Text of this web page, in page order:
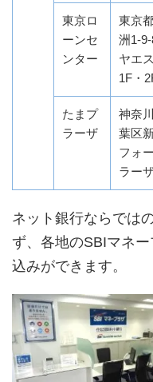
東京ロ
ーンセ
ンター
東京
洲1-
ヤエ
1F・
たまプ
ラーザ
神奈
葉区
フォ
ラー
ネット銀行ならでは
ず、各地のSBIマネ
込みができます。